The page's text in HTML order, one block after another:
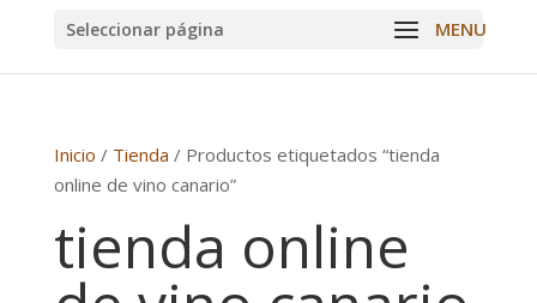
Seleccionar página
Inicio / Tienda / Productos etiquetados “tienda
online de vino canario”
tienda online